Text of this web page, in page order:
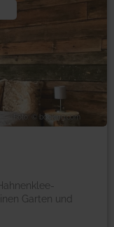
Foto: © booking.com
Garten und